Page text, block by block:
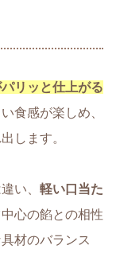
リッと仕上がる
食感が楽しめ、
します。
い、 軽い口当た
心の餡との相性
材のバランス